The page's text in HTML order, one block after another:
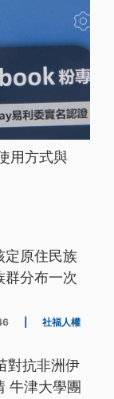
用方式與
定原住民族
群分布一次
社福人權
對抗非洲伊
牛津大學團